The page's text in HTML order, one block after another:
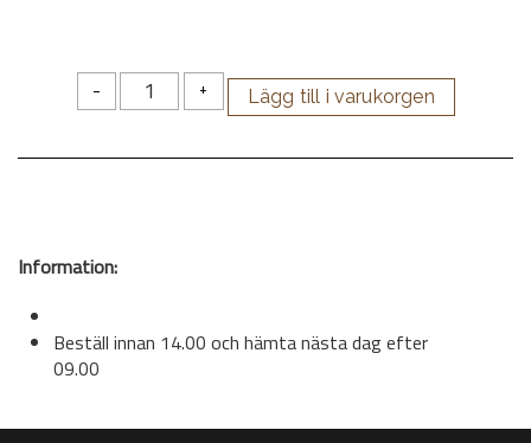
- +
Information:
Beställ innan 14.00 och hämta nästa dag efter
09.00